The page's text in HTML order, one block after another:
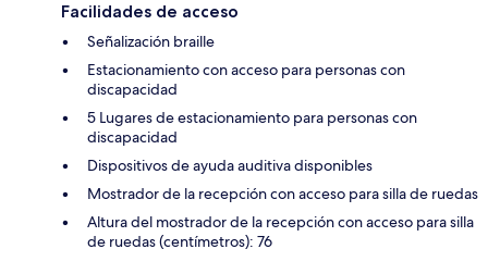
Facilidades de acceso
Señalización braille
Estacionamiento con acceso para personas con
discapacidad
5 Lugares de estacionamiento para personas con
discapacidad
Dispositivos de ayuda auditiva disponibles
Mostrador de la recepción con acceso para silla de ruedas
Altura del mostrador de la recepción con acceso para silla
de ruedas (centímetros): 76